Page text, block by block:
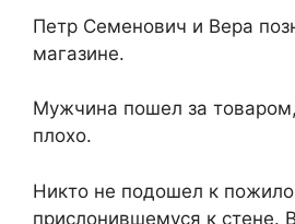
Петр Семенович и Вера
магазине.
Мужчина пошел за
плохо.
Никто не подошел к
прислонившемуся к стене.